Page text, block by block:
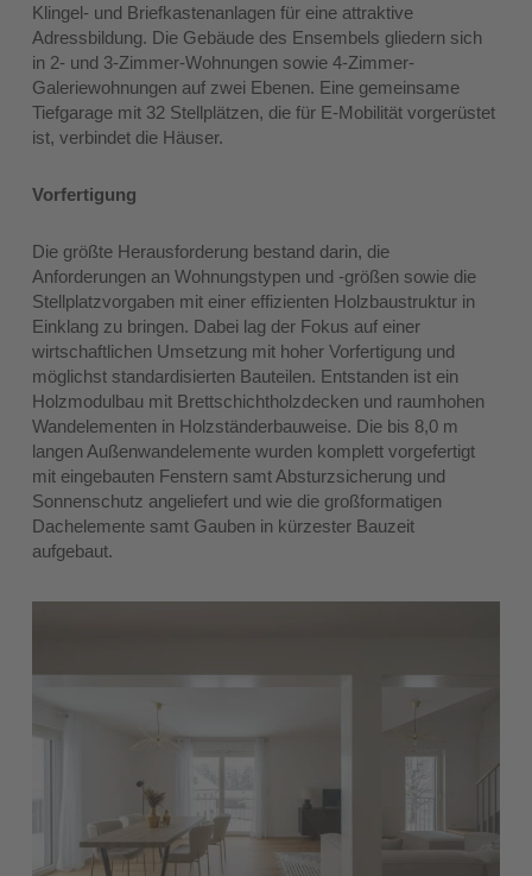
Klingel- und Briefkastenanlagen für eine attraktive
Adressbildung. Die Gebäude des Ensembels gliedern sich
in 2- und 3-Zimmer-Wohnungen sowie 4-Zimmer-
Galeriewohnungen auf zwei Ebenen. Eine gemeinsame
Tiefgarage mit 32 Stellplätzen, die für E-Mobilität vorgerüstet
ist, verbindet die Häuser.
Vorfertigung
Die größte Herausforderung bestand darin, die
Anforderungen an Wohnungstypen und -größen sowie die
Stellplatzvorgaben mit einer effizienten Holzbaustruktur in
Einklang zu bringen. Dabei lag der Fokus auf einer
wirtschaftlichen Umsetzung mit hoher Vorfertigung und
möglichst standardisierten Bauteilen. Entstanden ist ein
Holzmodulbau mit Brettschichtholzdecken und raumhohen
Wandelementen in Holzständerbauweise. Die bis 8,0 m
langen Außenwandelemente wurden komplett vorgefertigt
mit eingebauten Fenstern samt Absturzsicherung und
Sonnenschutz angeliefert und wie die großformatigen
Dachelemente samt Gauben in kürzester Bauzeit
aufgebaut.